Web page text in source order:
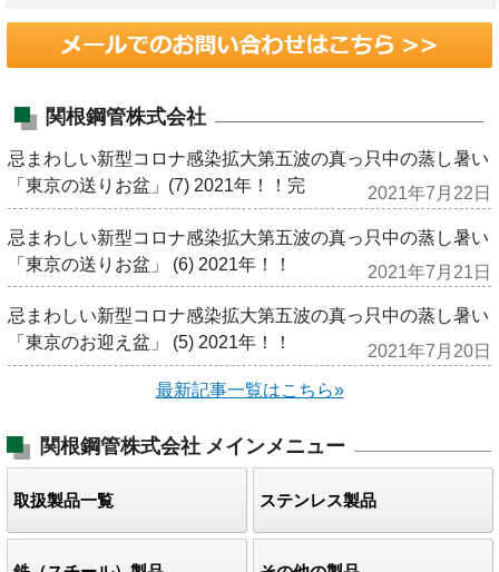
関根鋼管株式会社
忌まわしい新型コロナ感染拡大第五波の真っ只中の蒸し暑い
「東京の送りお盆」(7) 2021年！！完
2021年7月22日
忌まわしい新型コロナ感染拡大第五波の真っ只中の蒸し暑い
「東京の送りお盆」 (6) 2021年！！
2021年7月21日
忌まわしい新型コロナ感染拡大第五波の真っ只中の蒸し暑い
「東京のお迎え盆」 (5) 2021年！！
2021年7月20日
最新記事一覧はこちら»
関根鋼管株式会社 メインメニュー
取扱製品一覧 ステンレス製品